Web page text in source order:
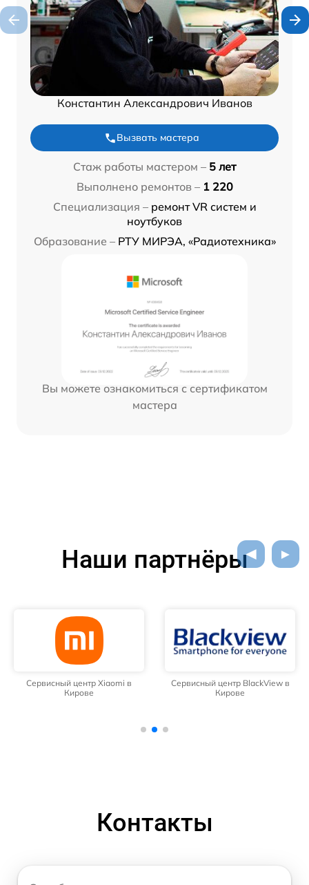
Константин Александрович Иванов
Вызвать мастера
Стаж работы мастером – 5 лет
Выполнено ремонтов – 1 220
Специализация – ремонт VR систем и
ноутбуков
Образование – РТУ МИРЭА, «Радиотехника»
Вы можете ознакомиться с сертификатом
мастера
Наши партнёры
Сервисный центр Xiaomi в
Кирове
Сервисный центр BlackView в
Кирове
Контакты